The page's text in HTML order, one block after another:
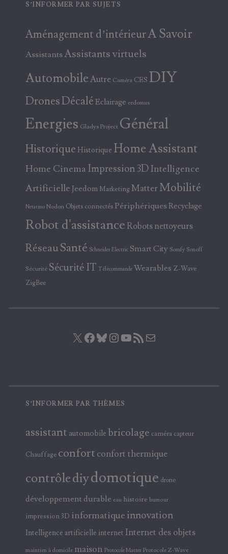
S’INFORMER PAR SUJETS
Aménagement d’intérieurA Savoir
AssistantsAssistants virtuels
AutomobileAutre Caméra CES DIY
DronesDécalé Eclairage eedomus
Energies Gladys Project Général
Historique Historique Home Assistant
Home Cinema Impression 3DIntelligence
Artificielle Jeedom Marketing Matter Mobilité
Netatmo Nodon Objets connectés PériphériquesRecyclage
Robot d'assistance Robots nettoyeurs
RéseauSanté Schneider Electric Smart City Somfy Sonoff
Sécurité Sécurité IT Télécommande Wearables Z-Wave
ZigBee
X Facebook
Bluesky
Instagram
YouTube
Flux RSS
S’INFORMER PAR THÈMES
assistant automobile bricolage caméra capteur
Chauffage confort confort thermique
contrôlediydomotique drone
développement durable eau histoire humour
impression 3D informatique innovation
Intelligence artificielle internet Internet des objets
maintien à domicile maison Protocole Matter Protocole Z-Wave